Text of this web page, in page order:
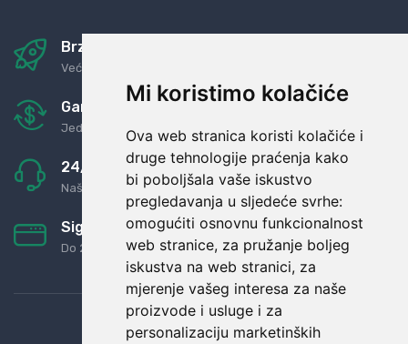
Mi koristimo kolačiće
Ova web stranica koristi kolačiće i
druge tehnologije praćenja kako
bi poboljšala vaše iskustvo
pregledavanja u sljedeće svrhe:
omogućiti osnovnu funkcionalnost
web stranice, za pružanje boljeg
iskustva na web stranici, za
mjerenje vašeg interesa za naše
proizvode i usluge i za
personalizaciju marketinških
Brza i sigurna dostava
Već za nekoliko dana kod vas
Garancija u povrat novaca
Jednostavno pravilo: Roba za novac
24/7 odlična podrška
Naši agenti uvijek na raspolaganju
Sigurno obročno plaćanje
Do 24 rata bez kamata